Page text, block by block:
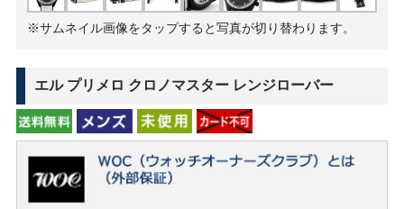
※サムネイル画像をタップすると写真が切り替わります。
エル プリメロ クロノマスター レンジローバー